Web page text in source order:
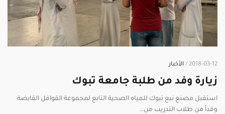
2018-03-12 / الأخبار
زيارة وفد من طلبة جامعة تبوك
استقبل مصنع نبع تبوك للمياه الصحية التابع لمجموعة القوافل القابضة
وفداً من طلاب التدريب من…